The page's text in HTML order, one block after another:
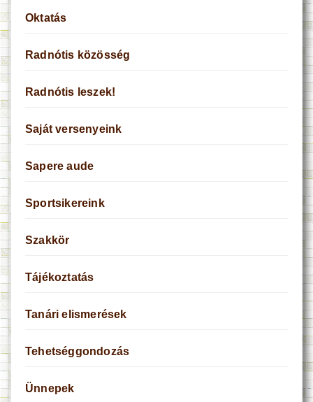
Oktatás
Radnótis közösség
Radnótis leszek!
Saját versenyeink
Sapere aude
Sportsikereink
Szakkör
Tájékoztatás
Tanári elismerések
Tehetséggondozás
Ünnepek